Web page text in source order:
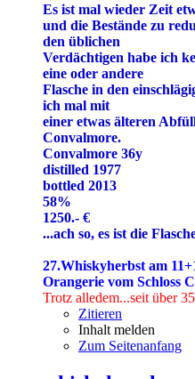
Es ist mal wieder Zeit
und die Bestände zu
den üblichen
Verdächtigen habe ich
eine oder andere
Flasche in den
ich mal mit
einer etwas älteren
Convalmore.
Convalmore 36y
distilled 1977
bottled 2013
58%
1250.- €
...ach so, es ist die
27.Whiskyherbst am
Orangerie vom Schloss
Trotz alledem...seit über
Zitieren
Inhalt melden
Zum Seitenanfang